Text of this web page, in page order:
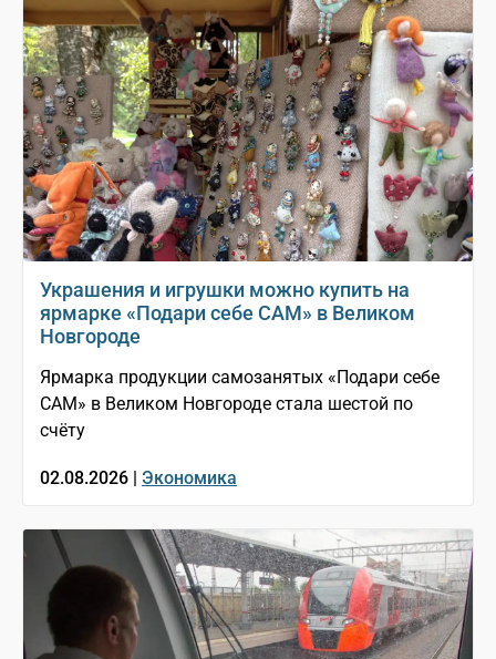
Украшения и игрушки можно купить на
ярмарке «Подари себе САМ» в Великом
Новгороде
Ярмарка продукции самозанятых «Подари себе
САМ» в Великом Новгороде стала шестой по
счёту
02.08.2026 | Экономика